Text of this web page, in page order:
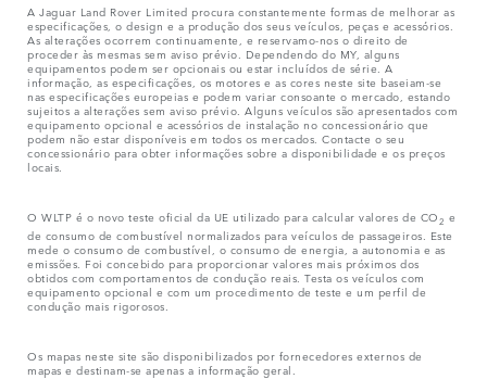
A Jaguar Land Rover Limited procura constantemente formas de melhorar as
especificações, o design e a produção dos seus veículos, peças e acessórios.
As alterações ocorrem continuamente, e reservamo-nos o direito de
proceder às mesmas sem aviso prévio. Dependendo do MY, alguns
equipamentos podem ser opcionais ou estar incluídos de série. A
informação, as especificações, os motores e as cores neste site baseiam-se
nas especificações europeias e podem variar consoante o mercado, estando
sujeitos a alterações sem aviso prévio. Alguns veículos são apresentados com
equipamento opcional e acessórios de instalação no concessionário que
podem não estar disponíveis em todos os mercados. Contacte o seu
concessionário para obter informações sobre a disponibilidade e os preços
locais.
O WLTP é o novo teste oficial da UE utilizado para calcular valores de CO2 e
de consumo de combustível normalizados para veículos de passageiros. Este
mede o consumo de combustível, o consumo de energia, a autonomia e as
emissões. Foi concebido para proporcionar valores mais próximos dos
obtidos com comportamentos de condução reais. Testa os veículos com
equipamento opcional e com um procedimento de teste e um perfil de
condução mais rigorosos.
Os mapas neste site são disponibilizados por fornecedores externos de
mapas e destinam-se apenas a informação geral.